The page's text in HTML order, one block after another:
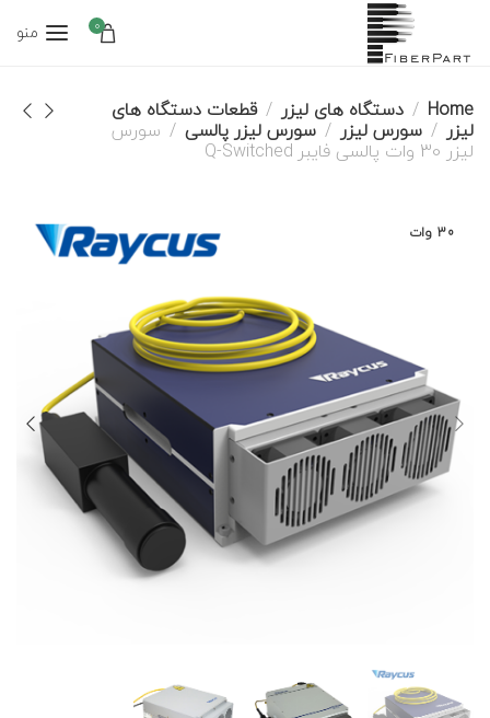
0 منو
Home دستگاه های لیزر قطعات دستگاه های
لیزر سورس لیزر سورس لیزر پالسی سورس
لیزر 30 وات پالسی فایبر Q-Switched
30 وات